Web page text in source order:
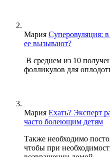
Мария Суперовуляция:
ее вызывают?
В среднем из 10
фолликулов для
Мария Ехать? Эксперт
часто болеющим детям
Также необходимо
чтобы при